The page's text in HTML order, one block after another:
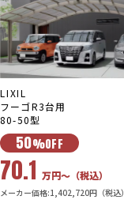
LIXIL
フーゴR3台用
80-50型
50%OFF
70.1 万円〜（税込）
メーカー価格:1,402,720円（税込）